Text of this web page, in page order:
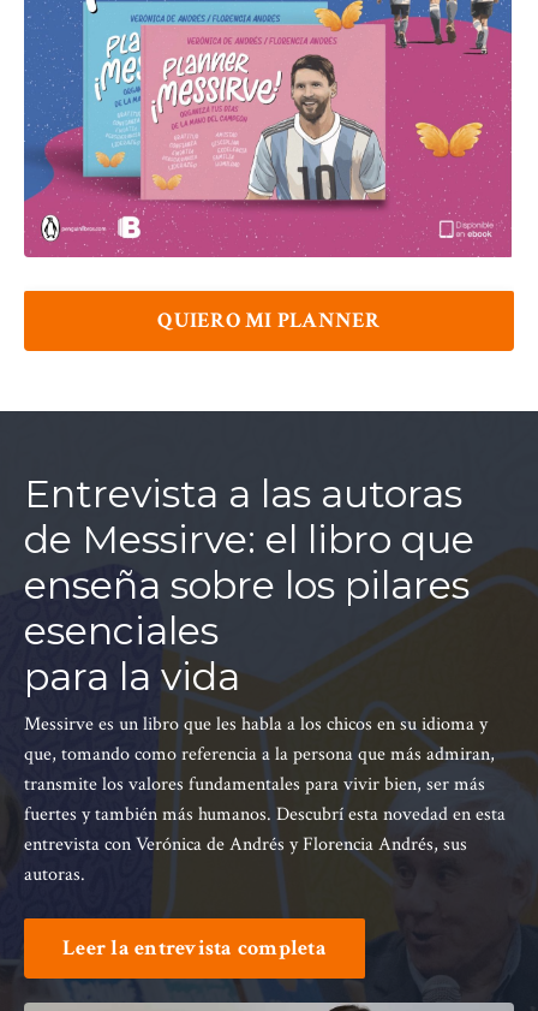
QUIERO MI PLANNER
Entrevista a las autoras
de Messirve: el libro que
enseña sobre los pilares
esenciales
para la vida
Messirve es un libro que les habla a los chicos en su idioma y
que, tomando como referencia a la persona que más admiran,
transmite los valores fundamentales para vivir bien, ser más
fuertes y también más humanos. Descubrí esta novedad en esta
entrevista con Verónica de Andrés y Florencia Andrés, sus
autoras.
Leer la entrevista completa